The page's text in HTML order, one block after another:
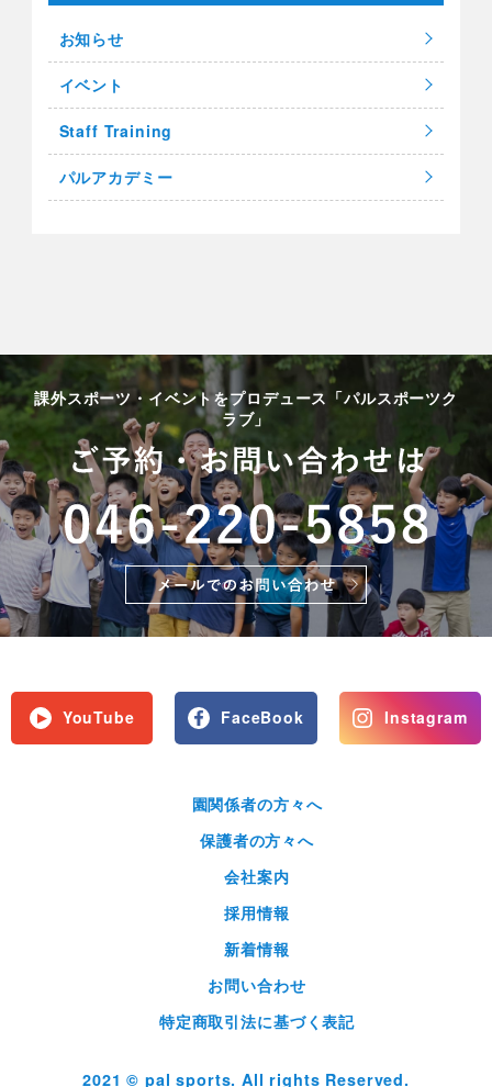
お知らせ
イベント
Staff Training
パルアカデミー
課外スポーツ・イベントをプロデュース「パルスポーツク
ラブ」
YouTube FaceBook Instagram
園関係者の方々へ
保護者の方々へ
会社案内
採用情報
新着情報
お問い合わせ
特定商取引法に基づく表記
2021 © pal sports. All rights Reserved.